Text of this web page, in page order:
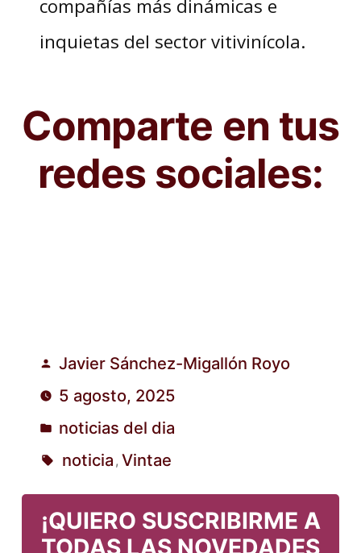
compañías más dinámicas e
inquietas del sector vitivinícola.
Comparte en tus
redes sociales:
Publicado
por
Javier Sánchez-Migallón Royo
5 agosto, 2025
Publicado
en
noticias del dia
noticia , Vintae
¡QUIERO SUSCRIBIRME A
TODAS LAS NOVEDADES